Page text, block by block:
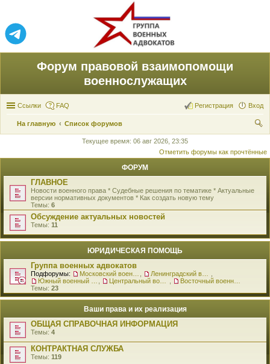
Форум правовой взаимопомощи
военнослужащих
Ссылки FAQ Вход
Регистрация
На главную
Список форумов
ск
Текущее время: 06 авг 2026, 23:35
Отметить форумы как прочтённые
ФОРУМ
ГЛАВНОЕ
Новости военного права * Судебные решения по тематике * Актуальные
версии нормативных документов * Как создать новую тему
Темы: 6
Обсуждение актуальных новостей
Темы: 11
ЮРИДИЧЕСКАЯ ПОМОЩЬ
Группа военных адвокатов
Подфорумы:
Темы: 23
Ваши права и их реализация
ОБЩАЯ СПРАВОЧНАЯ ИНФОРМАЦИЯ
Темы: 4
КОНТРАКТНАЯ СЛУЖБА
Темы: 119